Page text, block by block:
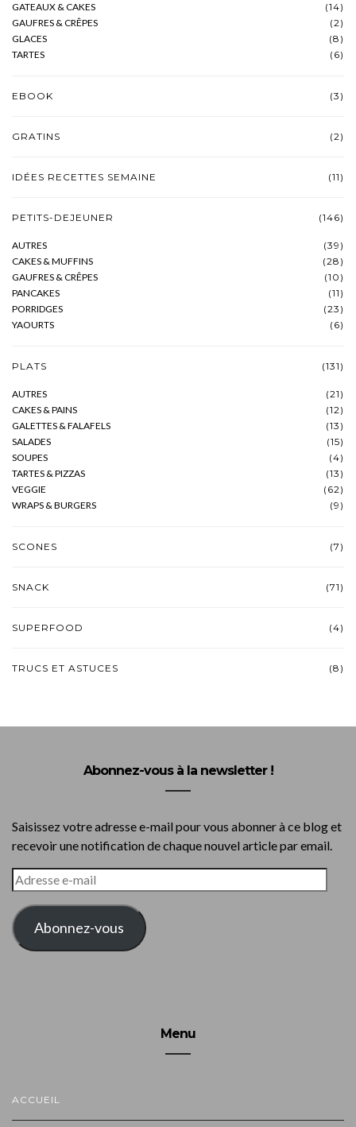
GATEAUX & CAKES
(14)
GAUFRES & CRÊPES
(2)
GLACES
(8)
TARTES
(6)
EBOOK (3)
GRATINS (2)
IDÉES RECETTES SEMAINE (11)
PETITS-DEJEUNER (146)
AUTRES
(39)
CAKES & MUFFINS
(28)
GAUFRES & CRÊPES
(10)
PANCAKES
(11)
PORRIDGES
(23)
YAOURTS
(6)
PLATS (131)
AUTRES
(21)
CAKES & PAINS
(12)
GALETTES & FALAFELS
(13)
SALADES
(15)
SOUPES
(4)
TARTES & PIZZAS
(13)
VEGGIE
(62)
WRAPS & BURGERS
(9)
SCONES (7)
SNACK (71)
SUPERFOOD (4)
TRUCS ET ASTUCES (8)
Abonnez-vous à la newsletter !
Saisissez votre adresse e-mail pour vous abonner à ce blog et
recevoir une notification de chaque nouvel article par email.
ADRESSE
E-
MAIL
Abonnez-vous
Menu
ACCUEIL